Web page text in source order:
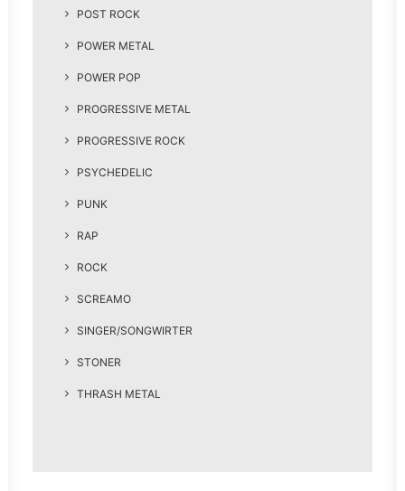
POST ROCK
POWER METAL
POWER POP
PROGRESSIVE METAL
PROGRESSIVE ROCK
PSYCHEDELIC
PUNK
RAP
ROCK
SCREAMO
SINGER/SONGWIRTER
STONER
THRASH METAL